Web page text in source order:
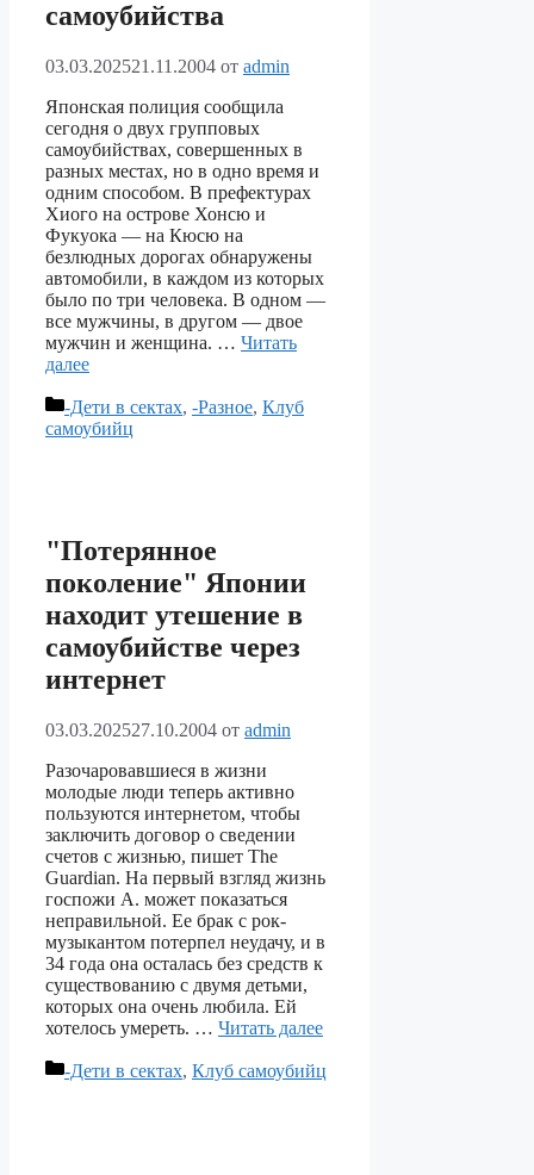
самоубийства
03.03.202521.11.2004 от admin
Японская полиция сообщила
сегодня о двух групповых
самоубийствах, совершенных в
разных местах, но в одно время и
одним способом. В префектурах
Хиого на острове Хонсю и
Фукуока — на Кюсю на
безлюдных дорогах обнаружены
автомобили, в каждом из которых
было по три человека. В одном —
все мужчины, в другом — двое
мужчин и женщина. … Читать
далее
Рубрики
-Дети в сектах, -Разное, Клуб
самоубийц
"Потерянное
поколение" Японии
находит утешение в
самоубийстве через
интернет
03.03.202527.10.2004 от admin
Разочаровавшиеся в жизни
молодые люди теперь активно
пользуются интернетом, чтобы
заключить договор о сведении
счетов с жизнью, пишет The
Guardian. На первый взгляд жизнь
госпожи А. может показаться
неправильной. Ее брак с рок-
музыкантом потерпел неудачу, и в
34 года она осталась без средств к
существованию с двумя детьми,
которых она очень любила. Ей
хотелось умереть. … Читать далее
Рубрики
-Дети в сектах, Клуб самоубийц